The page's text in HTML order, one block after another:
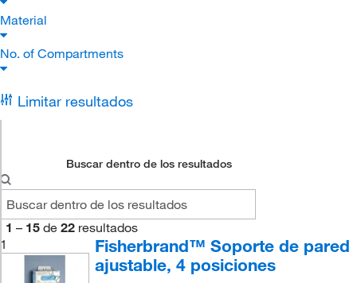
Material
No. of Compartments
Limitar resultados
Buscar dentro de los resultados
1 – 15 de 22 resultados
1
Fisherbrand™ Soporte de pared
ajustable, 4 posiciones